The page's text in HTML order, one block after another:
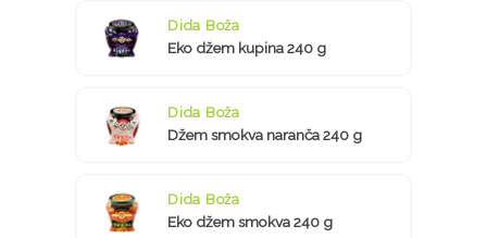
Dida Boža
Eko džem kupina 240 g
Dida Boža
Džem smokva naranča 240 g
Dida Boža
Eko džem smokva 240 g